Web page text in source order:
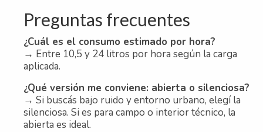
Preguntas frecuentes
¿Cuál es el consumo estimado por hora?
→ Entre 10,5 y 24 litros por hora según la carga
aplicada.
¿Qué versión me conviene: abierta o silenciosa?
→ Si buscás bajo ruido y entorno urbano, elegí la
silenciosa. Si es para campo o interior técnico, la
abierta es ideal.